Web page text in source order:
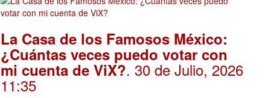
La Casa de los Famosos México:
¿Cuántas veces puedo votar con
mi cuenta de ViX?. 30 de Julio, 2026
11:35